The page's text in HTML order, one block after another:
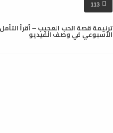
113
ترنيمة قصة الحب العجيب – أقرأ التأمل
الأسبوعي في وصف الفيديو